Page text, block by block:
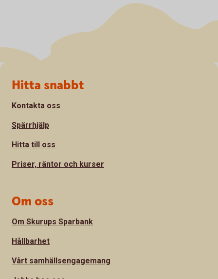
Sidfot
Hitta snabbt
Kontakta oss
Spärrhjälp
Hitta till oss
Priser, räntor och kurser
Om oss
Om Skurups Sparbank
Hållbarhet
Vårt samhällsengagemang